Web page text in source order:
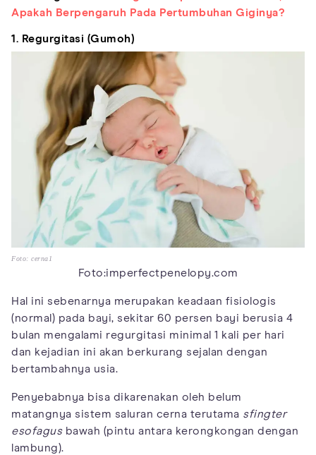
Apakah Berpengaruh Pada Pertumbuhan Giginya?
1. Regurgitasi (Gumoh)
Foto: cerna1
Foto:imperfectpenelopy.com
Hal ini sebenarnya merupakan keadaan fisiologis
(normal) pada bayi, sekitar 60 persen bayi berusia 4
bulan mengalami regurgitasi minimal 1 kali per hari
dan kejadian ini akan berkurang sejalan dengan
bertambahnya usia.
Penyebabnya bisa dikarenakan oleh belum
matangnya sistem saluran cerna terutama sfingter
esofagusbawah (pintu antara kerongkongan dengan
lambung).